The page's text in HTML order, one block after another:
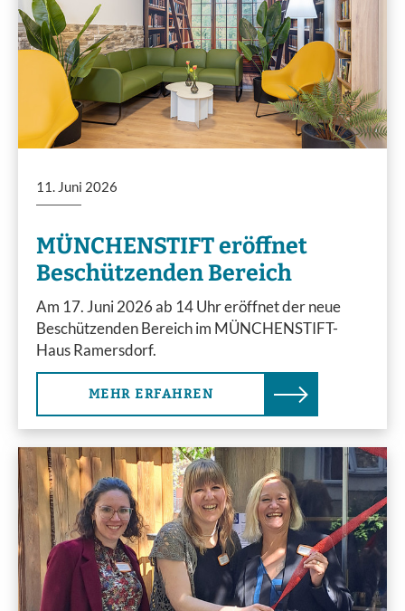
11. Juni 2026
MÜNCHENSTIFT eröffnet
Beschützenden Bereich
Am 17. Juni 2026 ab 14 Uhr eröffnet der neue
Beschützenden Bereich im MÜNCHENSTIFT-
Haus Ramersdorf.
MEHR ERFAHREN